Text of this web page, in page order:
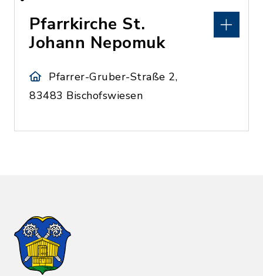
Pfarrkirche St.
Johann Nepomuk
Pfarrer-Gruber-Straße 2,
83483 Bischofswiesen